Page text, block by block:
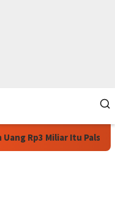
Rp3 Miliar Itu Palsu